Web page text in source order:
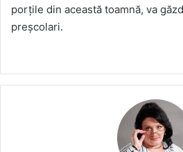
porțile din această toamnă, va
preșcolari.